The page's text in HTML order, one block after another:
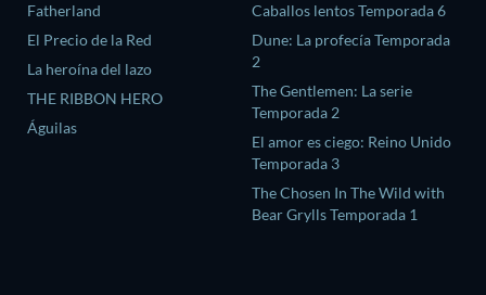
Fatherland
El Precio de la Red
La heroína del lazo
THE RIBBON HERO
Águilas
Caballos lentos Temporada 6
Dune: La profecía Temporada
2
The Gentlemen: La serie
Temporada 2
El amor es ciego: Reino Unido
Temporada 3
The Chosen In The Wild with
Bear Grylls Temporada 1